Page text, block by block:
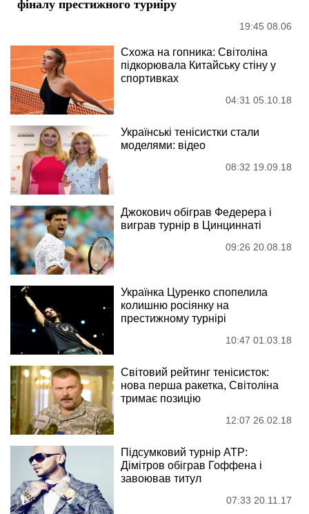
19:45 08.06
Схожа на гопника: Світоліна
підкорювала Китайську стіну у
спортивках
04:31 05.10.18
Українські тенісистки стали
моделями: відео
08:32 19.09.18
Джокович обіграв Федерера і
виграв турнір в Цинциннаті
09:26 20.08.18
Українка Цуренко спопелила
колишню росіянку на
престижному турнірі
10:47 01.03.18
Світовий рейтинг тенісисток:
нова перша ракетка, Світоліна
тримає позицію
12:07 26.02.18
Підсумковий турнір ATP:
Дімітров обіграв Гоффена і
завоював титул
07:33 20.11.17